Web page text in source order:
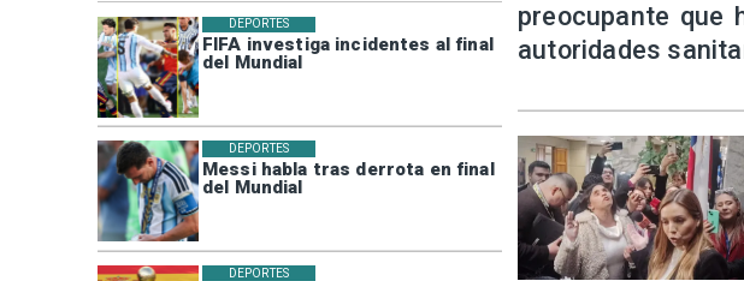
FIFA investiga incidentes al final
del Mundial
DEPORTES
Messi habla tras derrota en final
del Mundial
DEPORTES
DEPORTES
preocupante que
autoridades